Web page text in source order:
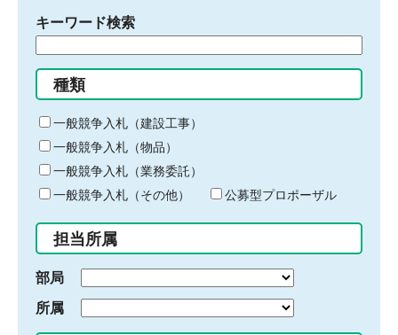
キーワード検索
る
キ
ー
ワ
ー
ド
入
力
種類
一般競争入札（建設工事）
一般競争入札（物品）
一般競争入札（業務委託）
一般競争入札（その他）
公募型プロポーザル
担当所属
部局
所属